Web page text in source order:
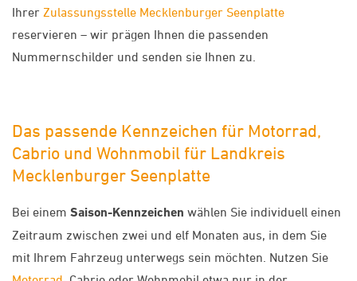
Ihrer Zulassungsstelle Mecklenburger Seenplatte
reservieren – wir prägen Ihnen die passenden
Nummernschilder und senden sie Ihnen zu.
Das passende Kennzeichen für Motorrad,
Cabrio und Wohnmobil für Landkreis
Mecklenburger Seenplatte
Bei einem Saison-Kennzeichen wählen Sie individuell einen
Zeitraum zwischen zwei und elf Monaten aus, in dem Sie
mit Ihrem Fahrzeug unterwegs sein möchten. Nutzen Sie